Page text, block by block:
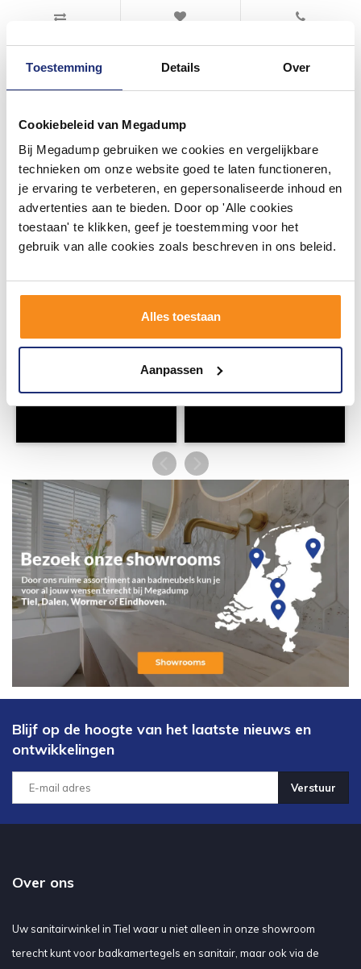
Toestemming Details Over
Cookiebeleid van Megadump
Bij Megadump gebruiken we cookies en vergelijkbare
technieken om onze website goed te laten functioneren,
je ervaring te verbeteren, en gepersonaliseerde inhoud en
advertenties aan te bieden. Door op 'Alle cookies
toestaan' te klikken, geef je toestemming voor het
gebruik van alle cookies zoals beschreven in ons beleid.
Alles toestaan
Aanpassen
#mijndroombadkamer
Wij geloven in de kracht van delen. Deel jouw
badkamer op Instagram met #mijndroombadkamer
en tag @megadumpnl. Samen bouwen we een
inspirerende omgeving vol met unieke
badkamerstijlen. Doe je mee?
Blijf op de hoogte van het laatste nieuws en
ontwikkelingen
Verstuur
Over ons
Uw sanitairwinkel in Tiel waar u niet alleen in onze showroom
terecht kunt voor badkamertegels en sanitair, maar ook via de